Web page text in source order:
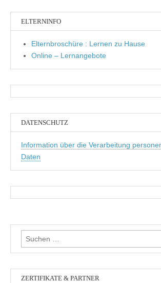
ELTERNINFO
Elternbroschüre : Lernen zu Hause
Online – Lernangebote
DATENSCHUTZ
Information über die Verarbeitung
Daten
Suchen
nach:
ZERTIFIKATE & PARTNER